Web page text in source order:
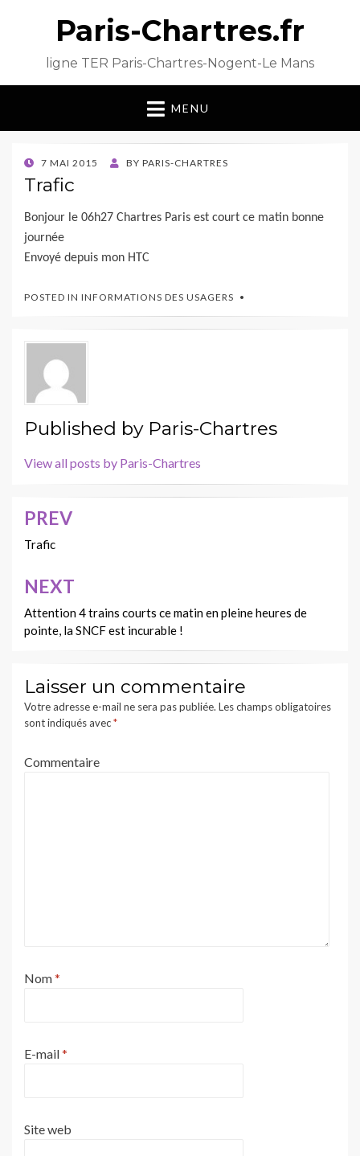
Paris-Chartres.fr
ligne TER Paris-Chartres-Nogent-Le Mans
MENU
POSTED
ON
7 MAI 2015 BY PARIS-CHARTRES
Trafic
Bonjour le 06h27 Chartres Paris est court ce matin bonne
journée
Envoyé depuis mon HTC
POSTED IN INFORMATIONS DES USAGERS
Published by Paris-Chartres
View all posts by Paris-Chartres
Navigation
de
l’article
PREV
Trafic
NEXT
Attention 4 trains courts ce matin en pleine heures de
pointe, la SNCF est incurable !
Laisser un commentaire
Votre adresse e-mail ne sera pas publiée. Les champs obligatoires
sont indiqués avec*
Commentaire
Nom*
E-mail*
Site web